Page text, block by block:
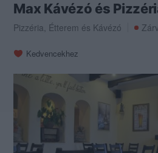
Max Kávézó és
Pizzéria, Étterem és Kávézó
Kedvencekhez